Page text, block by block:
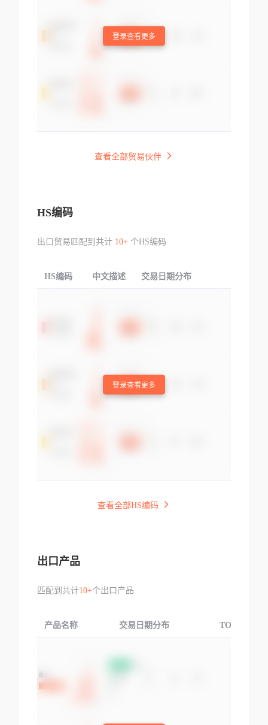
登录查看更多
查看全部贸易伙伴
HS编码
出口贸易匹配到共计 10+个HS编码
HS编码 中文描述 交易日期分布
登录查看更多
查看全部HS编码
出口产品
匹配到共计10+个出口产品
产品名称 交易日期分布 TOP3交易国